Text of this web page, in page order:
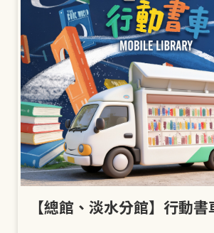
【總館、淡水分館】行動